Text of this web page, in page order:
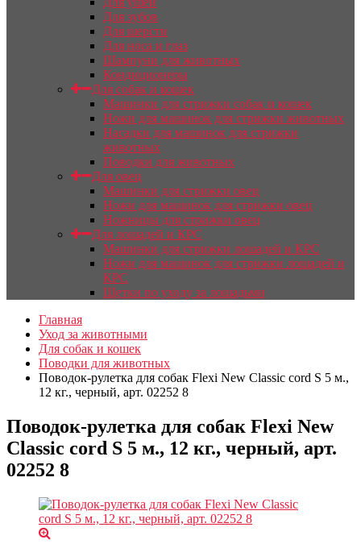
Для зубов
Для шерсти
Для носа и глаз
Шампуни для животных
Кондиционеры
Для собак и кошек
Машинки для стрижки собак и кошек
Ножи для машинок для стрижки животных
Насадки для машинок для стрижки
животных
Поводки для животных
Для овец
Машинки для стрижки овец
Ножи для машинок для стрижки овец
Ножницы для стрижки овец
Для лошадей и КРС
Машинки для стрижки лошадей и КРС
Ножи для машинок для стрижки лошадей и
КРС
Щетки по уходу за лошадьми
Главная
Уход за животными
Для собак и кошек
Поводки для животных
Поводок-рулетка для собак Flexi New Classic cord S 5 м.,
12 кг., черный, арт. 02252 8
Поводок-рулетка для собак Flexi New
Classic cord S 5 м., 12 кг., черный, арт.
02252 8